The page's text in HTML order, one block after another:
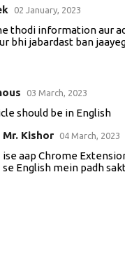
02 January, 2023
thodi information aur
bhi jabardast ban
03 March, 2023
should be in English
Mr. Kishor 04 March, 2023
ise aap Chrome
se English mein padh